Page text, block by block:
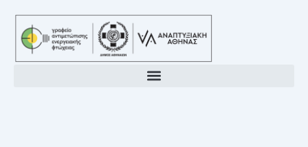
περιεχόμενο